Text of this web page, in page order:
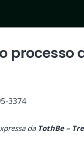
processo
3374
da TothBe –